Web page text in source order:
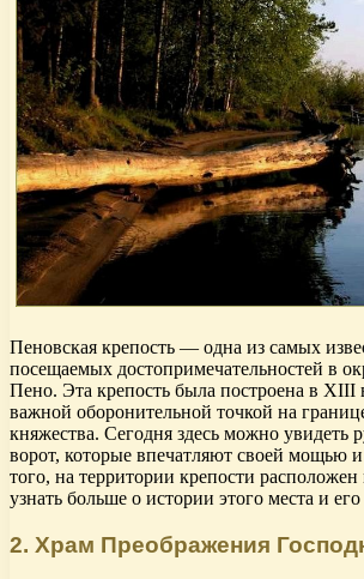
Пеновская крепость — одна из самых
посещаемых достопримечательностей в
Пено. Эта крепость была построена в XIII
важной оборонительной точкой на
княжества. Сегодня здесь можно увидеть
ворот, которые впечатляют своей мощью
того, на территории крепости
узнать больше о истории этого места и
2. Храм Преображения